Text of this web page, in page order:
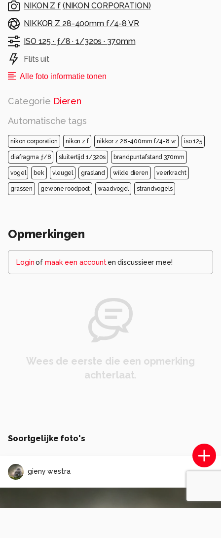
NIKON Z f (NIKON CORPORATION)
NIKKOR Z 28-400mm f/4-8 VR
ISO 125 · ƒ/8 ·1/320s · 370mm
Flits uit
Alle foto informatie tonen
Categorie Dieren
Automatische tags
nikon corporation nikon z f nikkor z 28-400mm f/4-8 vr iso 125
diafragma ƒ/8 sluitertijd 1/320s brandpuntafstand 370mm
vogel bek vleugel grasland wilde dieren veerkracht
grassen gewone roodpoot waadvogel strandvogels
Opmerkingen
Loginof maak een account en discussieer mee!
Wees de eerste die een opmerking
achterlaat.
Soortgelijke foto's
gieny westra